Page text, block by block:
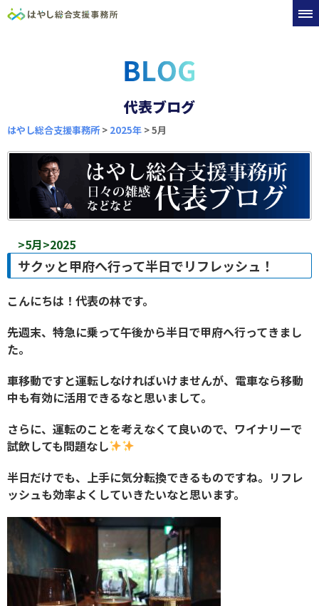
代表ブログ
はやし総合支援事務所> 2025年 >5月
>5月>2025
サクッと甲府へ行って半日でリフレッシュ！
こんにちは！代表の林です。
先週末、特急に乗って午後から半日で甲府へ行ってきまし
た。
車移動ですと運転しなければいけませんが、電車なら移動
中も有効に活用できるなと思いまして。
さらに、運転のことを考えなくて良いので、ワイナリーで
試飲しても問題なし
半日だけでも、上手に気分転換できるものですね。リフレ
ッシュも効率よくしていきたいなと思います。